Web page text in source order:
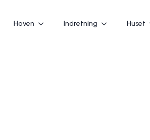
Haven Indretning Huset